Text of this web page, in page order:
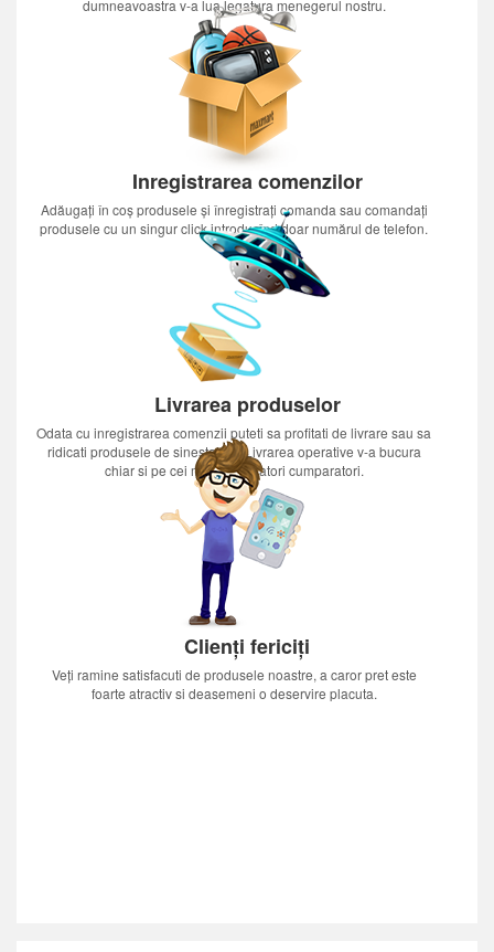
dumneavoastra v-a lua legatura menegerul nostru.
Inregistrarea comenzilor
Adăugați în coș produsele și înregistrați comanda sau comandați
produsele cu un singur click introducînd doar numărul de telefon.
Livrarea produselor
Odata cu inregistrarea comenzii puteti sa profitati de livrare sau sa
ridicati produsele de sinestatator.Livrarea operative v-a bucura
chiar si pe cei mai nerabdatori cumparatori.
Clienți fericiți
Veți ramine satisfacuti de produsele noastre, a caror pret este
foarte atractiv si deasemeni o deservire placuta.